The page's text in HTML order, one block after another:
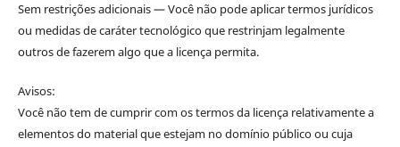
Sem restrições adicionais — Você não pode aplicar termos jurídicos
ou medidas de caráter tecnológico que restrinjam legalmente
outros de fazerem algo que a licença permita.
Avisos:
Você não tem de cumprir com os termos da licença relativamente a
elementos do material que estejam no domínio público ou cuja